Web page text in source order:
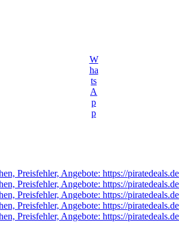
W
ha
ts
A
p
p
Preisfehler, Angebote: https://
Preisfehler, Angebote: https://
Preisfehler, Angebote: https://
Preisfehler, Angebote: https://
Preisfehler, Angebote: https://